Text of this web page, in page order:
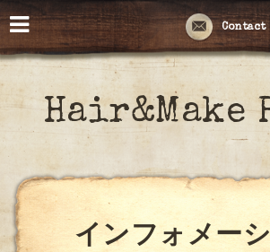
Contact
Hair&Make
インフォメー